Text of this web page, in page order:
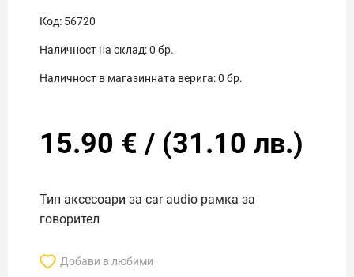
Код: 56720
Наличност на склад:0 бр.
Наличност в магазинната верига:0 бр.
15.90 € / (31.10 лв.)
Тип аксесоари за car audio рамка за
говорител
Добави в любими